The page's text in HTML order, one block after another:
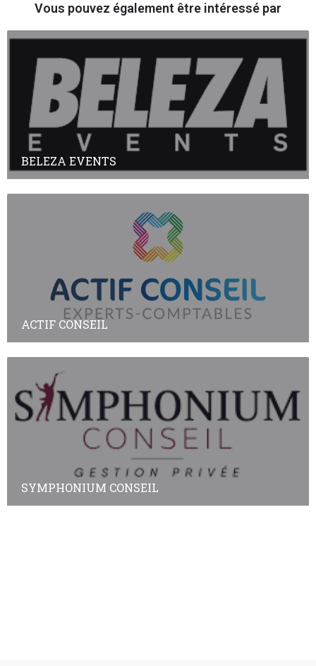
Vous pouvez également être intéressé par
BELEZA EVENTS
ACTIF CONSEIL
SYMPHONIUM CONSEIL